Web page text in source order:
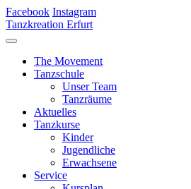
Facebook Instagram
Tanzkreation Erfurt
The Movement
Tanzschule
Unser Team
Tanzräume
Aktuelles
Tanzkurse
Kinder
Jugendliche
Erwachsene
Service